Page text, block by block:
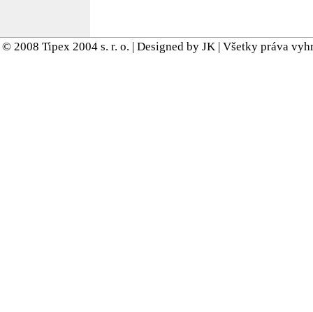
© 2008 Tipex 2004 s. r. o. | Designed by JK | Všetky práva